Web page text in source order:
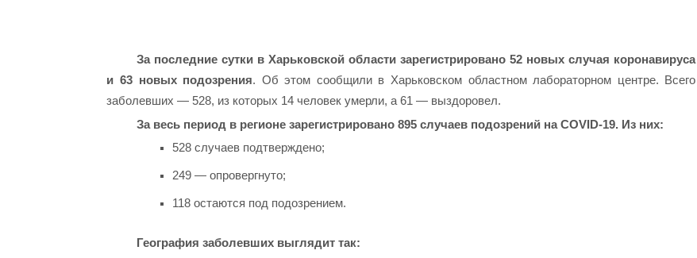
За последние сутки в Харьковской области зарегистрировано 52 новых случая коронавируса
и 63 новых подозрения. Об этом сообщили в Харьковском областном лабораторном центре. Всего
заболевших — 528, из которых 14 человек умерли, а 61 — выздоровел.
За весь период в регионе зарегистрировано 895 случаев подозрений на COVID-19. Из них:
528 случаев подтверждено;
249 — опровергнуто;
118 остаются под подозрением.
География заболевших выглядит так: